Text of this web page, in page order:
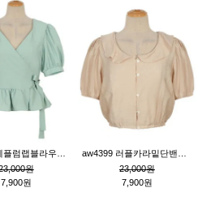
원
7,900원
23,000원
7,900원